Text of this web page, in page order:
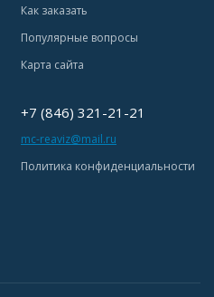
Как заказать
Популярные вопросы
Карта сайта
+7 (846) 321-21-21
mc-reaviz@mail.ru
Политика конфиденциальности